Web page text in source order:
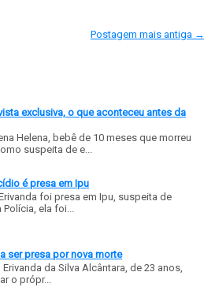
Postagem mais antiga →
exclusiva, o que aconteceu antes da
Helena, bebê de 10 meses que morreu
suspeita de e...
é presa em Ipu
foi presa em Ipu, suspeita de
ela foi...
ser presa por nova morte
da Silva Alcântara, de 23 anos,
o própr...